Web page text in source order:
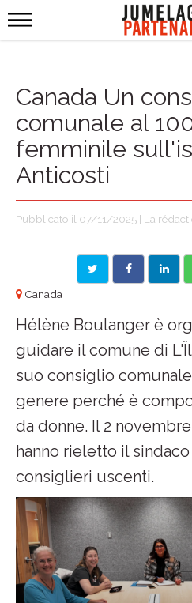
Canada Un
comunale al
femminile
Anticosti
Pubblicato il 07/11/2025 | La
Canada
Hélène Boulanger è
guidare il comune di
suo consiglio
genere perché è
da donne. Il 2
hanno rieletto il
consiglieri uscenti.